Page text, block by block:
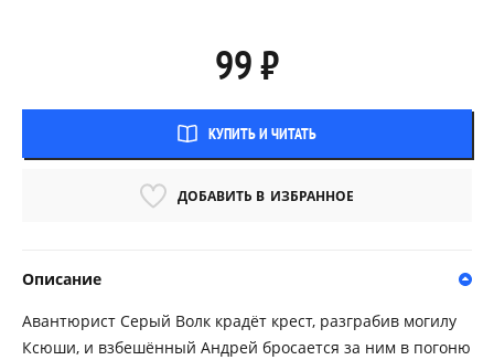
99 ₽
КУПИТЬ И ЧИТАТЬ
ДОБАВИТЬ В ИЗБРАННОЕ
Описание
Авантюрист Серый Волк крадёт крест, разграбив могилу
Ксюши, и взбешённый Андрей бросается за ним в погоню